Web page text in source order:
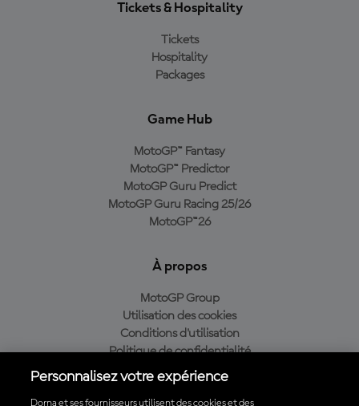
Tickets & Hospitality
Tickets
Hospitality
Packages
Game Hub
MotoGP™ Fantasy
MotoGP™ Predictor
MotoGP Guru Predict
MotoGP Guru Racing 25/26
MotoGP™26
À propos
MotoGP Group
Utilisation des cookies
Conditions d'utilisation
Politique de confidentialité
Politique d’achat
Personnalisez votre expérience
Dorna et ses fournisseurs utilisent des cookies et des